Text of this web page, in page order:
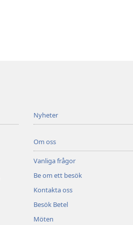
Nyheter
Om oss
Vanliga frågor
Be om ett besök
Kontakta oss
Besök Betel
Möten